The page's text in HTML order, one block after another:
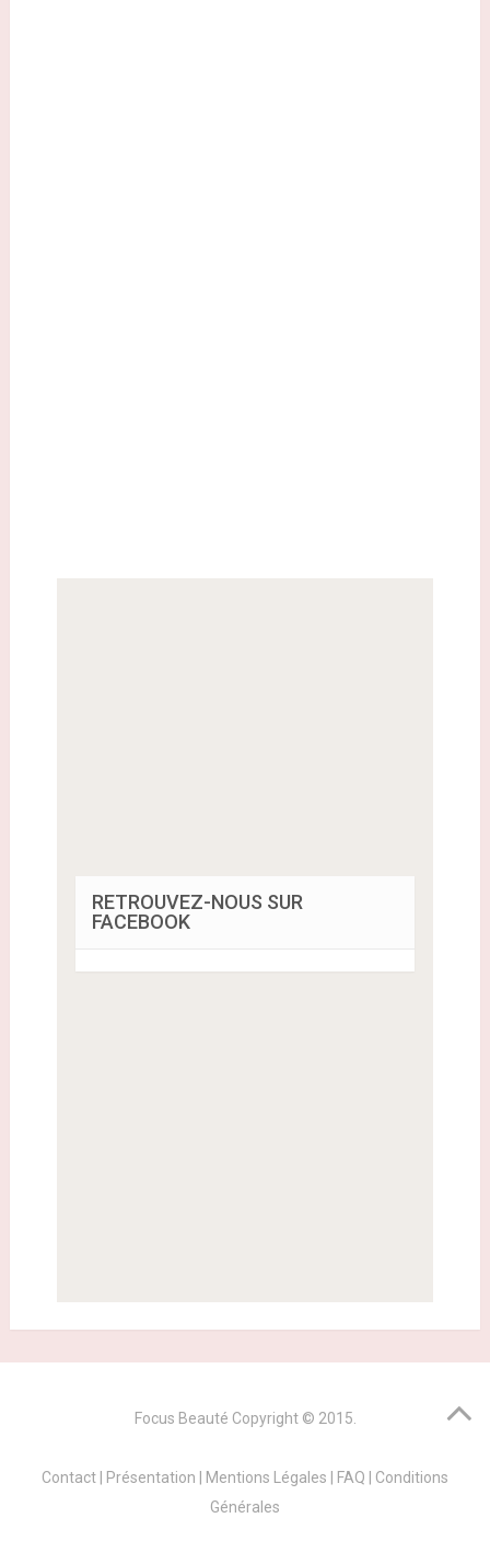
RETROUVEZ-NOUS SUR
FACEBOOK
Focus Beauté Copyright © 2015.
Contact Présentation Mentions Légales FAQ
Conditions
Générales